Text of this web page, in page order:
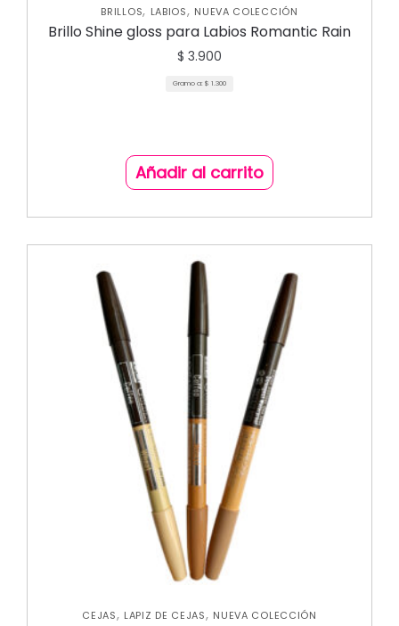
BRILLOS, LABIOS, NUEVA COLECCIÓN
Brillo Shine gloss para Labios Romantic Rain
$ 3.900
Gramo a: $ 1.300
Añadir al carrito
CEJAS, LAPIZ DE CEJAS, NUEVA COLECCIÓN